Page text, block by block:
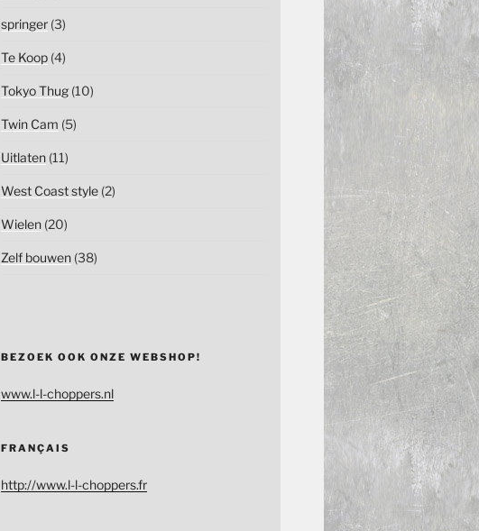
springer(3)
Te Koop(4)
Tokyo Thug(10)
Twin Cam (5)
Uitlaten(11)
West Coast style(2)
Wielen(20)
Zelf bouwen(38)
BEZOEK OOK ONZE WEBSHOP!
www.l-l-choppers.nl
FRANÇAIS
http://www.l-l-choppers.fr